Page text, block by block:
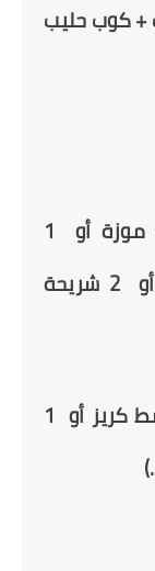
+ كوب حليب
أو 1
أو
2 شريحة
كريز أو 1